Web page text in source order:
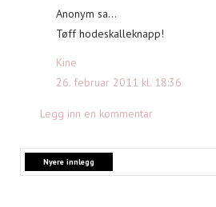
Anonym sa...
Tøff hodeskalleknapp!
Kine
26. februar 2011 kl. 18:36
Legg inn en kommentar
Nyere innlegg